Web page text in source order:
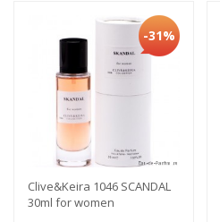
-31%
Clive&Keira 1046 SCANDAL
30ml for women